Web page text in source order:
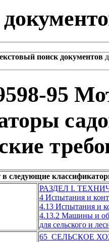
поиск документов
95
следующие
РАЗДЕЛ I.
4 Испытания и
4.13 Испытания и
4.13.2 Машины и
для сельского и
65 СЕЛЬСКОЕ